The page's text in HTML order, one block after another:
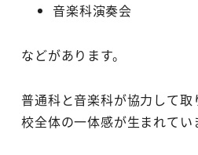
音楽科演奏会
などがあります。
普通科と音楽科が協力して
校全体の一体感が生まれてい